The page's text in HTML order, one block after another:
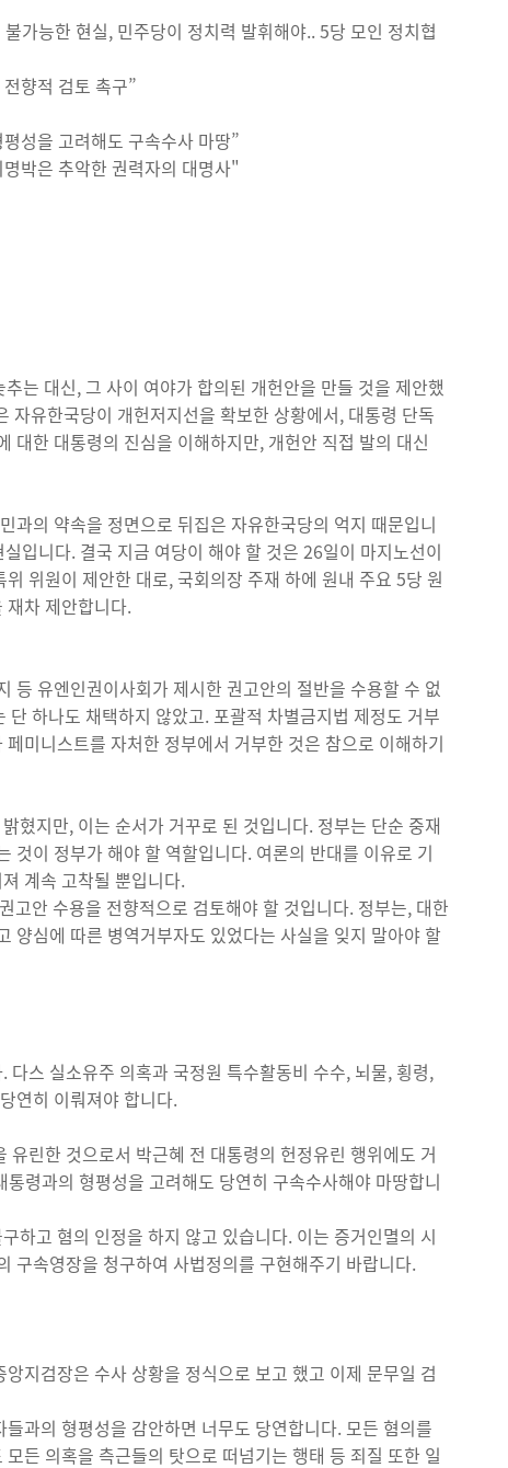
가능한 현실, 민주당이 정치력 발휘해야.. 5당 모인 정치협
향적 검토 촉구”
성을 고려해도 구속수사 마땅”
박은 추악한 권력자의 대명사"
는 대신, 그 사이 여야가 합의된 개헌안을 만들 것을 제안했
유한국당이 개헌저지선을 확보한 상황에서, 대통령 단독
대한 대통령의 진심을 이해하지만, 개헌안 직접 발의 대신
과의 약속을 정면으로 뒤집은 자유한국당의 억지 때문입니
입니다. 결국 지금 여당이 해야 할 것은 26일이 마지노선이
위원이 제안한 대로, 국회의장 주재 하에 원내 주요 5당 원
차 제안합니다.
등 유엔인권이사회가 제시한 권고안의 절반을 수용할 수 없
하나도 채택하지 않았고. 포괄적 차별금지법 제정도 거부
미니스트를 자처한 정부에서 거부한 것은 참으로 이해하기
혔지만, 이는 순서가 거꾸로 된 것입니다. 정부는 단순 중재
것이 정부가 해야 할 역할입니다. 여론의 반대를 이유로 기
계속 고착될 뿐입니다.
안 수용을 전향적으로 검토해야 할 것입니다. 정부는, 대한
양심에 따른 병역거부자도 있었다는 사실을 잊지 말아야 할
스 실소유주 의혹과 국정원 특수활동비 수수, 뇌물, 횡령,
연히 이뤄져야 합니다.
린한 것으로서 박근혜 전 대통령의 헌정유린 행위에도 거
령과의 형평성을 고려해도 당연히 구속수사해야 마땅합니
하고 혐의 인정을 하지 않고 있습니다. 이는 증거인멸의 시
구속영장을 청구하여 사법정의를 구현해주기 바랍니다.
지검장은 수사 상황을 정식으로 보고 했고 이제 문무일 검
과의 형평성을 감안하면 너무도 당연합니다. 모든 혐의를
든 의혹을 측근들의 탓으로 떠넘기는 행태 등 죄질 또한 일